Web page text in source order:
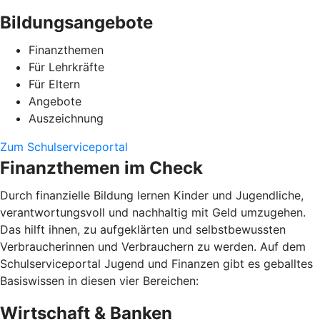
Bildungsangebote
Finanzthemen
Für Lehrkräfte
Für Eltern
Angebote
Auszeichnung
Zum Schulserviceportal
Finanzthemen im Check
Durch finanzielle Bildung lernen Kinder und Jugendliche,
verantwortungsvoll und nachhaltig mit Geld umzugehen.
Das hilft ihnen, zu aufgeklärten und selbstbewussten
Verbraucherinnen und Verbrauchern zu werden. Auf dem
Schulserviceportal Jugend und Finanzen gibt es geballtes
Basiswissen in diesen vier Bereichen:
Wirtschaft & Banken